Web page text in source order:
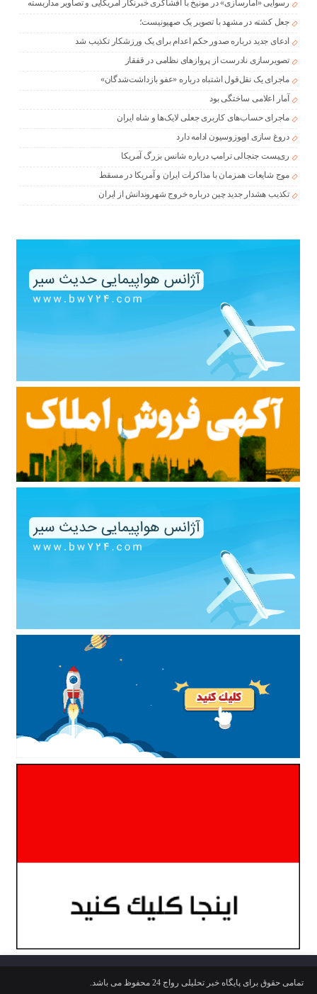
رسوایی «آمارسازی» در مونیخ با افشاگری خبرنگار آمریکایی و تصاویر مداربسته
جعل کشته در مشهد با تصویر یک صهیونیست؛
ادعای جدید درباره صدور حکم اعدام برای یک ورزشکار تکذیب شد
تصویرسازی نادرست از پروازهای نظامی در قفقاز
ماجرای یک نقل‌قول اشتباه درباره «عفو بازداشت‌شدگان»
آمار اعلامی ساختگی بود
ماجرای حساب‌های کاربری جعلی لایک‌ها و شاه ایران
دروغ سازی اوپوزوسیون ادامه دارد
ری‌پست جنجالی ترامپ درباره شانس بزرگ آمریکا
موج شایعات همزمان با مذاکرات ایران و آمریکا در مسقط
تکذیب هشدار جدید چین درباره خروج شهروندانش از ایران
تمامی حقوق برای پایگاه خبر تحلیلی رواج 24 محفوظ می باشد.